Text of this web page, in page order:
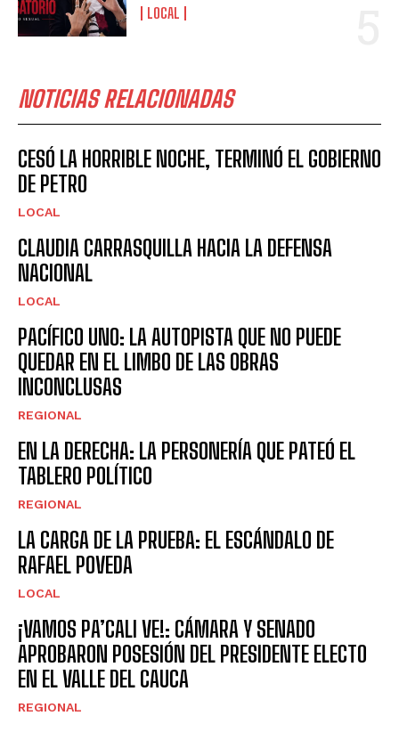
LOCAL
NOTICIAS RELACIONADAS
CESÓ LA HORRIBLE NOCHE, TERMINÓ EL GOBIERNO
DE PETRO
LOCAL
CLAUDIA CARRASQUILLA HACIA LA DEFENSA
NACIONAL
LOCAL
PACÍFICO UNO: LA AUTOPISTA QUE NO PUEDE
QUEDAR EN EL LIMBO DE LAS OBRAS
INCONCLUSAS
REGIONAL
EN LA DERECHA: LA PERSONERÍA QUE PATEÓ EL
TABLERO POLÍTICO
REGIONAL
LA CARGA DE LA PRUEBA: EL ESCÁNDALO DE
RAFAEL POVEDA
LOCAL
¡VAMOS PA’CALI VE!: CÁMARA Y SENADO
APROBARON POSESIÓN DEL PRESIDENTE ELECTO
EN EL VALLE DEL CAUCA
REGIONAL